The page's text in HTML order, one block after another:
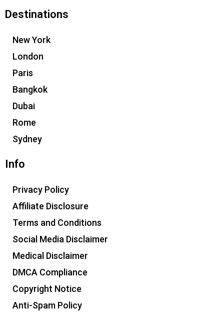
Destinations
New York
London
Paris
Bangkok
Dubai
Rome
Sydney
Info
Privacy Policy
Affiliate Disclosure
Terms and Conditions
Social Media Disclaimer
Medical Disclaimer
DMCA Compliance
Copyright Notice
Anti-Spam Policy